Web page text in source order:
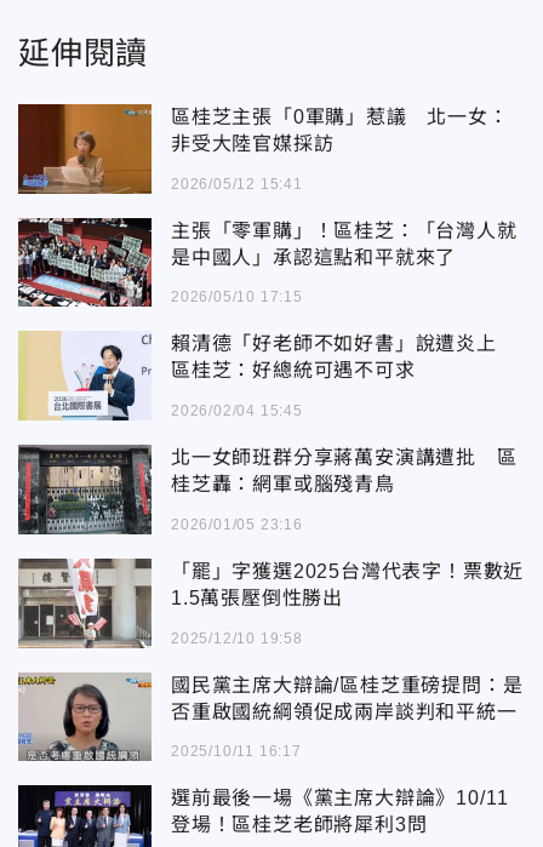
延伸閱讀
區桂芝主張「0軍購」惹議 北一女：
非受大陸官媒採訪
2026/05/12 15:41
主張「零軍購」！區桂芝：「台灣人就
是中國人」承認這點和平就來了
2026/05/10 17:15
賴清德「好老師不如好書」說遭炎上
區桂芝：好總統可遇不可求
2026/02/04 15:45
北一女師班群分享蔣萬安演講遭批 區
桂芝轟：網軍或腦殘青鳥
2026/01/05 23:16
「罷」字獲選2025台灣代表字！票數近
1.5萬張壓倒性勝出
2025/12/10 19:58
國民黨主席大辯論/區桂芝重磅提問：是
否重啟國統綱領促成兩岸談判和平統一
2025/10/11 16:17
選前最後一場《黨主席大辯論》10/11
登場！區桂芝老師將犀利3問